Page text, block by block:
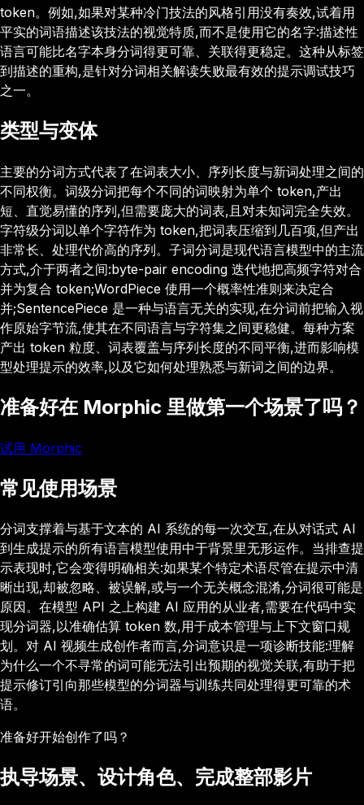
token。例如,如果对某种冷门技法的风格引用没有奏效,试着用
平实的词语描述该技法的视觉特质,而不是使用它的名字:描述性
语言可能比名字本身分词得更可靠、关联得更稳定。这种从标签
到描述的重构,是针对分词相关解读失败最有效的提示调试技巧
之一。
类型与变体
主要的分词方式代表了在词表大小、序列长度与新词处理之间的
不同权衡。词级分词把每个不同的词映射为单个 token,产出
短、直觉易懂的序列,但需要庞大的词表,且对未知词完全失效。
字符级分词以单个字符作为 token,把词表压缩到几百项,但产出
非常长、处理代价高的序列。子词分词是现代语言模型中的主流
方式,介于两者之间:byte-pair encoding 迭代地把高频字符对合
并为复合 token;WordPiece 使用一个概率性准则来决定合
并;SentencePiece 是一种与语言无关的实现,在分词前把输入视
作原始字节流,使其在不同语言与字符集之间更稳健。每种方案
产出 token 粒度、词表覆盖与序列长度的不同平衡,进而影响模
型处理提示的效率,以及它如何处理熟悉与新词之间的边界。
准备好在 Morphic 里做第一个场景了吗？
试用 Morphic
常见使用场景
分词支撑着与基于文本的 AI 系统的每一次交互,在从对话式 AI
到生成提示的所有语言模型使用中于背景里无形运作。当排查提
示表现时,它会变得明确相关:如果某个特定术语尽管在提示中清
晰出现,却被忽略、被误解,或与一个无关概念混淆,分词很可能是
原因。在模型 API 之上构建 AI 应用的从业者,需要在代码中实
现分词器,以准确估算 token 数,用于成本管理与上下文窗口规
划。对 AI 视频生成创作者而言,分词意识是一项诊断技能:理解
为什么一个不寻常的词可能无法引出预期的视觉关联,有助于把
提示修订引向那些模型的分词器与训练共同处理得更可靠的术
语。
准备好开始创作了吗？
执导场景、设计角色、完成整部影片